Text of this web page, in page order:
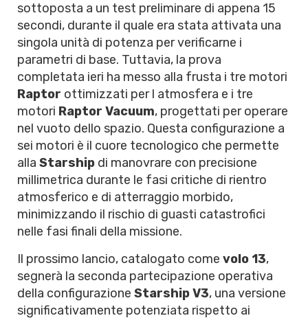
sottoposta a un test preliminare di appena 15
secondi, durante il quale era stata attivata una
singola unità di potenza per verificarne i
parametri di base. Tuttavia, la prova
completata ieri ha messo alla frusta i tre motori
Raptor ottimizzati per l atmosfera e i tre
motori Raptor Vacuum, progettati per operare
nel vuoto dello spazio. Questa configurazione a
sei motori è il cuore tecnologico che permette
alla Starship di manovrare con precisione
millimetrica durante le fasi critiche di rientro
atmosferico e di atterraggio morbido,
minimizzando il rischio di guasti catastrofici
nelle fasi finali della missione.
Il prossimo lancio, catalogato come volo 13,
segnerà la seconda partecipazione operativa
della configurazione Starship V3, una versione
significativamente potenziata rispetto ai